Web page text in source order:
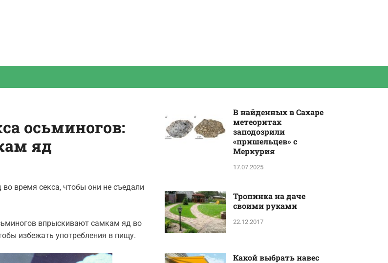
осьминогов:
яд
время секса, чтобы они не съедали
впрыскивают самкам яд во
избежать употребления в пищу.
В найденных в Сахаре
метеоритах
заподозрили
«пришельцев» с
Меркурия
17.07.2025
Тропинка на даче
своими руками
22.12.2017
Какой выбрать навес